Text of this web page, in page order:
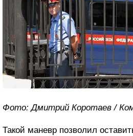
Фото: Дмитрий Коротаев /
Такой маневр позволил